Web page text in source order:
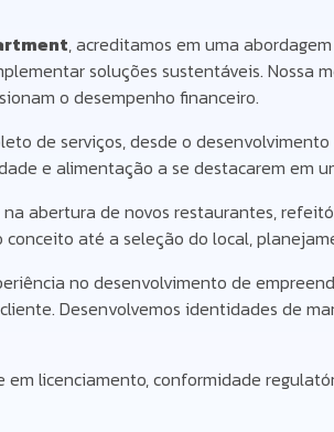
, acreditamos em uma
soluções sustentáveis. Nossa
o desempenho financeiro.
de serviços, desde o
e alimentação a se destacarem em
abertura de novos restaurantes,
até a seleção do local,
no desenvolvimento de
Desenvolvemos identidades de
em licenciamento, conformidade